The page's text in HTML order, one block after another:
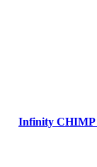
Infinity CHIMP